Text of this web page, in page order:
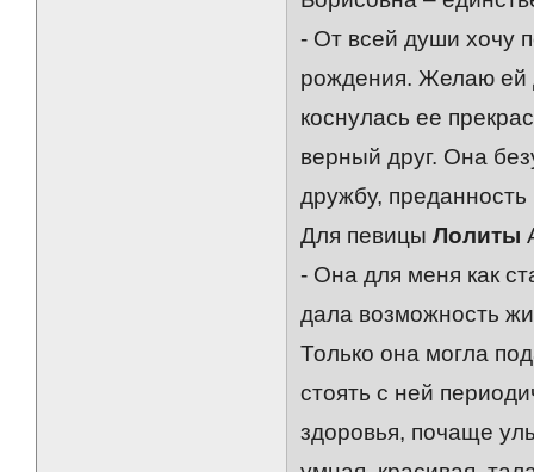
- От всей души хочу
рождения. Желаю ей
коснулась ее
верный друг. Она
дружбу,
Для певицыЛолиты
- Она для меня как
дала возможность
Только она могла
стоять с ней
здоровья, почаще